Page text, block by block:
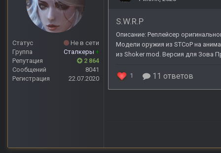
Статус
Не в сети
Группа
Сталкеры +
Репутация
2 864
Сообщений
8041
Регистрация
22.07.2020